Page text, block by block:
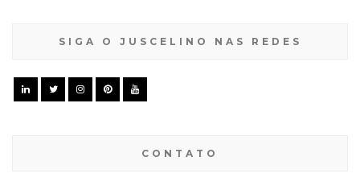
SIGA O JUSCELINO NAS REDES
CONTATO